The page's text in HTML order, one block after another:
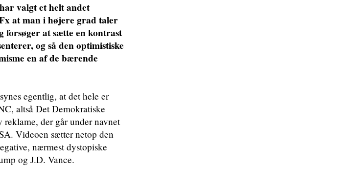
valgt et helt andet
at man i højere grad taler
forsøger at sætte en kontrast
og så den optimistiske
en af de bærende
egentlig, at det hele er
altså Det Demokratiske
reklame, der går under navnet
Videoen sætter netop den
nærmest dystopiske
og J.D. Vance.